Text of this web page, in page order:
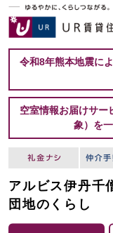
令和8年熊本地震に
空室情報お届けサー
象）を
アルビス伊丹千
団地のくらし